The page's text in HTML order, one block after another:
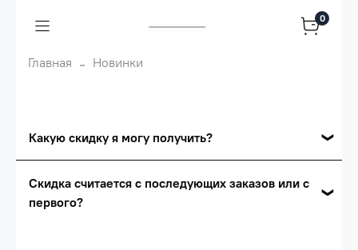
0
Главная Новинки
Какую скидку я могу получить?
Сумма скидки зависит от стоимости вашего
Скидка считается с последующих заказов или с
первого?